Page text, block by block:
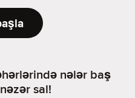
nələr baş
sal!